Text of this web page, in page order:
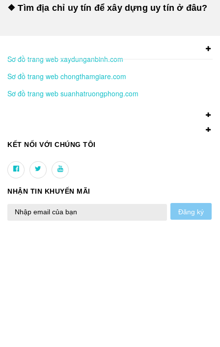
❖ Tìm địa chỉ uy tín để xây dựng uy tín ở đâu?
Sơ đồ trang web xaydunganbinh.com
Sơ đồ trang web chongthamgiare.com
Sơ đồ trang web suanhatruongphong.com
KẾT NỐI VỚI CHÚNG TÔI
NHẬN TIN KHUYẾN MÃI
Đăng ký